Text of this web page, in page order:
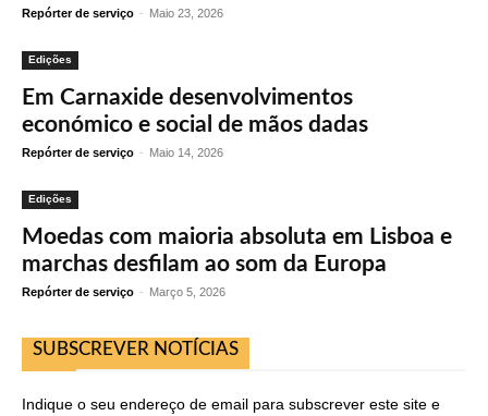
Repórter de serviço - Maio 23, 2026
Edições
Em Carnaxide desenvolvimentos
económico e social de mãos dadas
Repórter de serviço - Maio 14, 2026
Edições
Moedas com maioria absoluta em Lisboa e
marchas desfilam ao som da Europa
Repórter de serviço - Março 5, 2026
SUBSCREVER NOTÍCIAS
Indique o seu endereço de email para subscrever este site e